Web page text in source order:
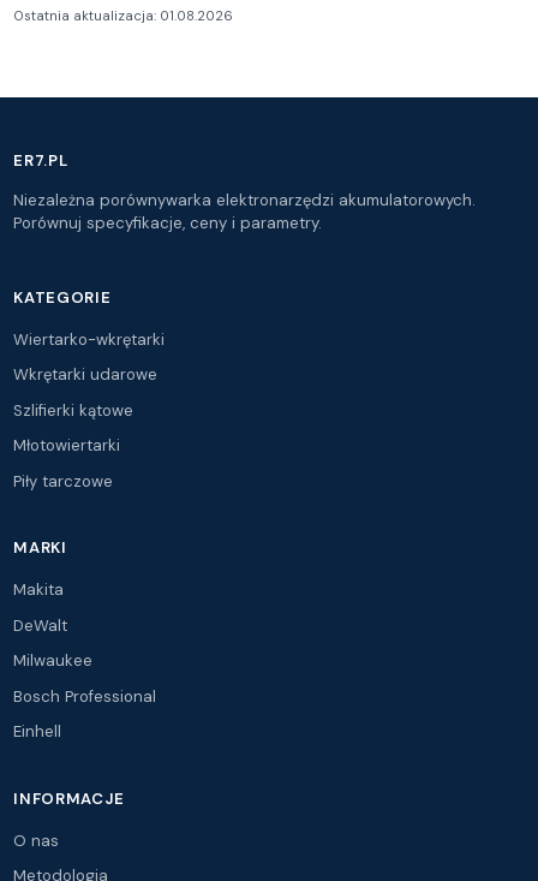
Ostatnia aktualizacja: 01.08.2026
ER7.PL
Niezależna porównywarka elektronarzędzi akumulatorowych.
Porównuj specyfikacje, ceny i parametry.
KATEGORIE
Wiertarko-wkrętarki
Wkrętarki udarowe
Szlifierki kątowe
Młotowiertarki
Piły tarczowe
MARKI
Makita
DeWalt
Milwaukee
Bosch Professional
Einhell
INFORMACJE
O nas
Metodologia